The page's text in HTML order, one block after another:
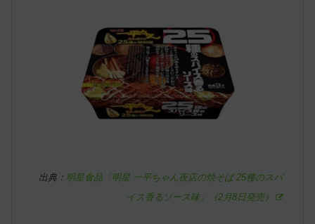
出典： 明星食品「明星 一平ちゃん夜店の焼そば 25種のスパ
イス香るソース味」（2月8日発売）